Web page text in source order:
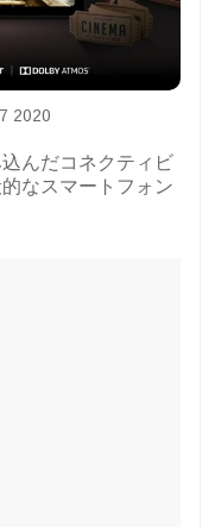
2020
んだコネクティビ
なスマートフォン